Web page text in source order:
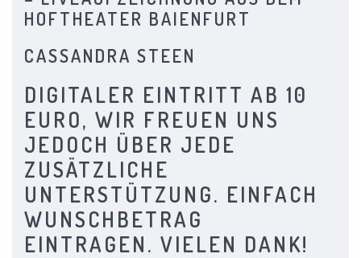
HOFTHEATER BAIENFURT
CASSANDRA STEEN
DIGITALER EINTRITT AB 10
EURO, WIR FREUEN UNS
JEDOCH ÜBER JEDE
ZUSÄTZLICHE
UNTERSTÜTZUNG. EINFACH
WUNSCHBETRAG
EINTRAGEN. VIELEN DANK!